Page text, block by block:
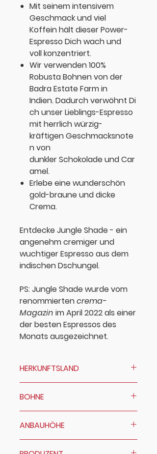
Mit seinem intensivem
Geschmack und viel
Koffein hält dieser Power-
Espresso Dichwachund
vollkonzentriert.
Wir verwenden 100%
Robusta Bohnen von der
Badra Estate Farm in
Indien. Dadurch verwöhnt Di
ch unser Lieblings-Espresso
mit herrlichwürzig-
kräftigenGeschmacksnote
n von
dunklerSchokoladeundCar
amel.
Erlebe eine wunderschön
gold-braune unddicke
Crema.
Entdecke Jungle Shade - ein
angenehmcremigerund
wuchtiger Espresso aus dem
indischen Dschungel.
PS: Jungle Shade wurde vom
renommiertencrema-
Magazin im April 2022 als einer
der besten Espressos des
Monats ausgezeichnet.
HERKUNFTSLAND
BOHNE
Varietät Old Paradenia
ANBAUHÖHE